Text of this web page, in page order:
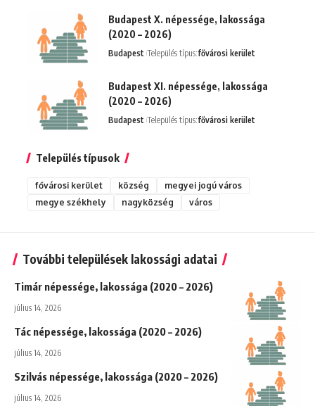
Budapest X. népessége, lakossága
(2020 – 2026)
Budapest Település típus:fővárosi kerület
Budapest XI. népessége, lakossága
(2020 – 2026)
Budapest Település típus:fővárosi kerület
Település típusok
fővárosi kerület község
megyei jogú város
megye székhely
nagyközség város
További települések lakossági adatai
Timár népessége, lakossága (2020 – 2026)
július 14, 2026
Tác népessége, lakossága (2020 – 2026)
július 14, 2026
Szilvás népessége, lakossága (2020 – 2026)
július 14, 2026